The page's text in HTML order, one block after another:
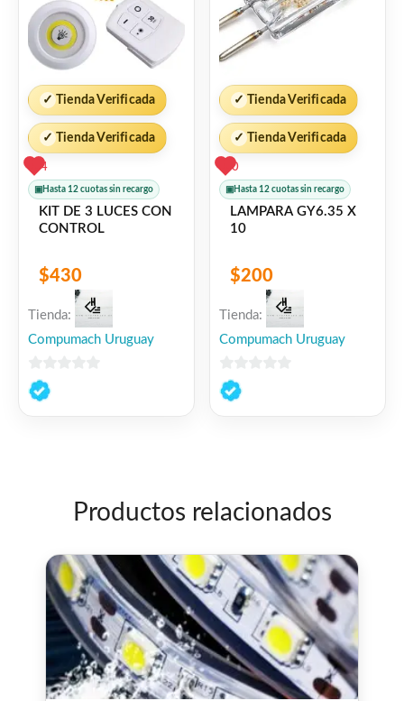
✓ Tienda Verificada
✓ Tienda Verificada
4
▣ Hasta 12 cuotas sin recargo
KIT DE 3 LUCES CON
CONTROL
$430
Tienda:
Compumach Uruguay
0
de
✓ Tienda Verificada
✓ Tienda Verificada
0
▣ Hasta 12 cuotas sin recargo
LAMPARA GY6.35 X
10
$200
Tienda:
Compumach Uruguay
0
de
Productos relacionados